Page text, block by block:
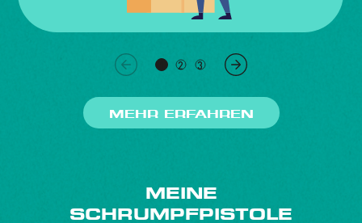
1 2 3
MEHR ERFAHREN
MEINE
SCHRUMPFPISTOLE